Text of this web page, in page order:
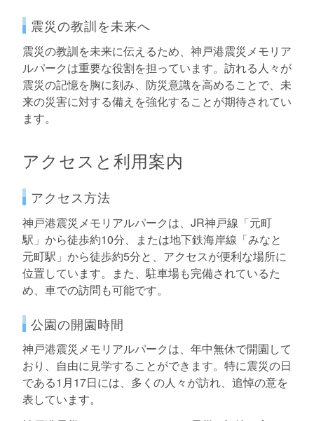
震災の教訓を未来へ
震災の教訓を未来に伝えるため、神戸港震災メモリア
ルパークは重要な役割を担っています。訪れる人々が
震災の記憶を胸に刻み、防災意識を高めることで、未
来の災害に対する備えを強化することが期待されてい
ます。
アクセスと利用案内
アクセス方法
神戸港震災メモリアルパークは、JR神戸線「元町
駅」から徒歩約10分、または地下鉄海岸線「みなと
元町駅」から徒歩約5分と、アクセスが便利な場所に
位置しています。また、駐車場も完備されているた
め、車での訪問も可能です。
公園の開園時間
神戸港震災メモリアルパークは、年中無休で開園して
おり、自由に見学することができます。特に震災の日
である1月17日には、多くの人々が訪れ、追悼の意を
表しています。